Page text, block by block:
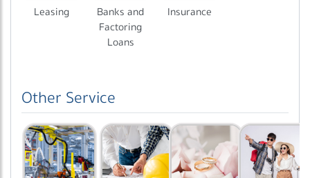
Leasing
Banks and
Factoring
Loans
Insurance
Other Service